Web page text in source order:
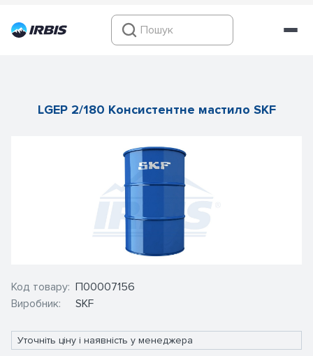
LGEP 2/180 Консистентне мастило SKF
Код товару:
Виробник:
П00007156
SKF
Уточніть ціну і наявність у менеджера